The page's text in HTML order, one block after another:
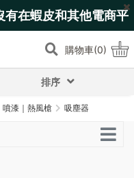
有在蝦皮和其他電商平
購物車(0)
排序
噴漆｜熱風槍 吸塵器